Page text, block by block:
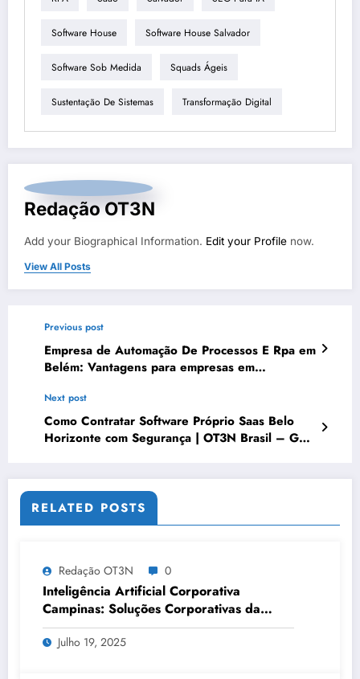
Software House Software House Salvador
Software Sob Medida Squads Ágeis
Sustentação De Sistemas Transformação Digital
Redação OT3N
Add your Biographical Information. Edit your Profile now.
View All Posts
Previous post
Empresa de Automação De Processos E Rpa em
Belém: Vantagens para empresas em
Next post
Como Contratar Software Próprio Saas Belo
Horizonte com Segurança | OT3N Brasil – Guia
RELATED POSTS
Redação OT3N 0
Inteligência Artificial Corporativa
Campinas: Soluções Corporativas da
OT3N Brasil – Guia 3083
Julho 19, 2025